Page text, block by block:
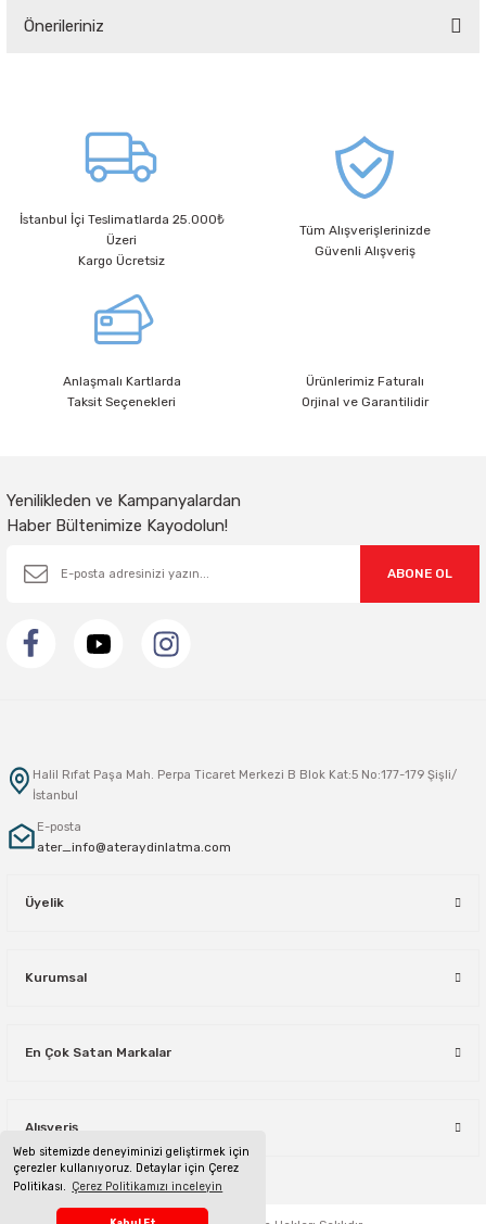
Web sitemizde deneyiminizi geliştirmek için
çerezler kullanıyoruz. Detaylar için Çerez
Politikası. Çerez Politikamızı inceleyin
Önerileriniz
Görüş ve önerileriniz için teşekkür ederiz.
Ürün resmi kalitesiz, bozuk veya görüntülenemiyor.
Ürün açıklamasında eksik bilgiler bulunuyor.
Ürün bilgilerinde hatalar bulunuyor.
Bu ürüne benzer farklı alternatifler olmalı.
İstanbul İçi Teslimatlarda 25.000₺
Üzeri
Kargo Ücretsiz
Tüm Alışverişlerinizde
Güvenli Alışveriş
Anlaşmalı Kartlarda
Taksit Seçenekleri
Ürünlerimiz Faturalı
Orjinal ve Garantilidir
Yenilikleden ve Kampanyalardan
Haber Bültenimize Kayodolun!
ABONE OL
Halil Rıfat Paşa Mah. Perpa Ticaret Merkezi B Blok Kat:5 No:177-179 Şişli/
İstanbul
E-posta
ater_info@ateraydinlatma.com
Üyelik
Kurumsal
En Çok Satan Markalar
Alışveriş